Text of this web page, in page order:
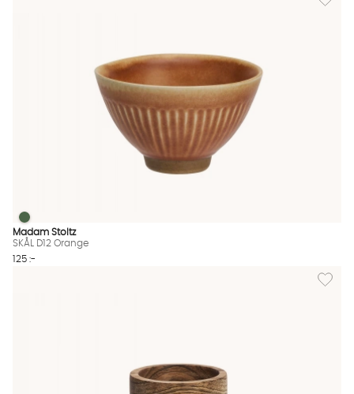
SKÅL D12 Orange Finns även i dessa färger:
SKÅL D12 Orange
Madam Stoltz
SKÅL D12 Orange
125 :-
Lägg